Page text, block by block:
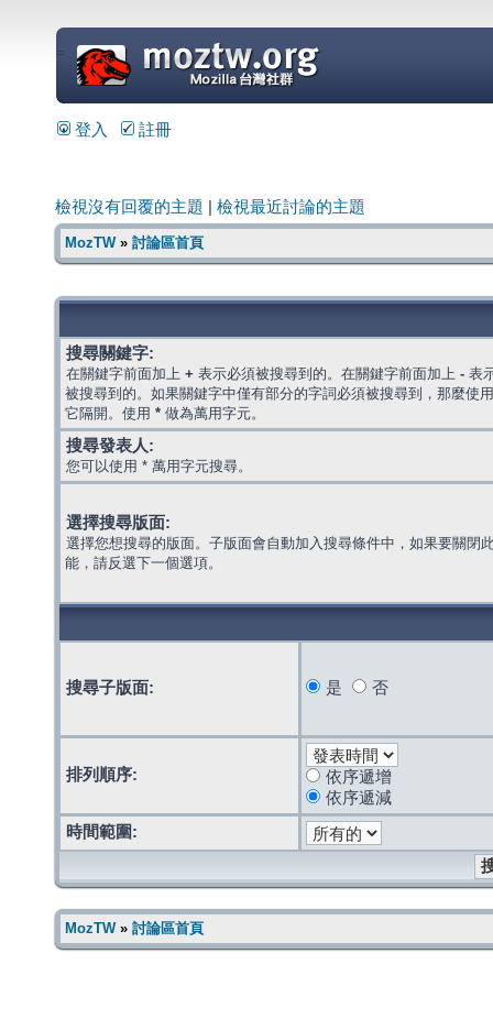
=
登入 註冊
檢視沒有回覆的主題 檢視最近討論的主題
MozTW» 討論區首頁
搜尋關鍵字:
在關鍵字前面加上 + 表示必須被搜尋到的。在關鍵字前面加上 - 表
被搜尋到的。如果關鍵字中僅有部分的字詞必須被搜尋到，那麼使
它隔開。使用 * 做為萬用字元。
搜尋發表人:
您可以使用 * 萬用字元搜尋。
選擇搜尋版面:
選擇您想搜尋的版面。子版面會自動加入搜尋條件中，如果要關閉
能，請反選下一個選項。
搜尋子版面: 是 否
排列順序:
依序遞增
依序遞減
時間範圍:
MozTW» 討論區首頁